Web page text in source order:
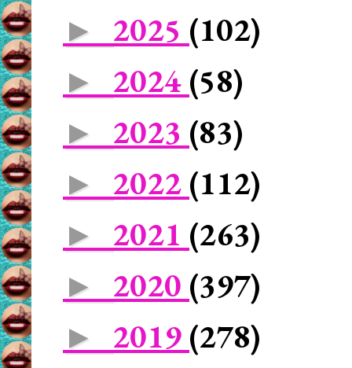
► 2025 (102)
► 2024 (58)
► 2023 (83)
► 2022 (112)
► 2021 (263)
► 2020 (397)
► 2019 (278)